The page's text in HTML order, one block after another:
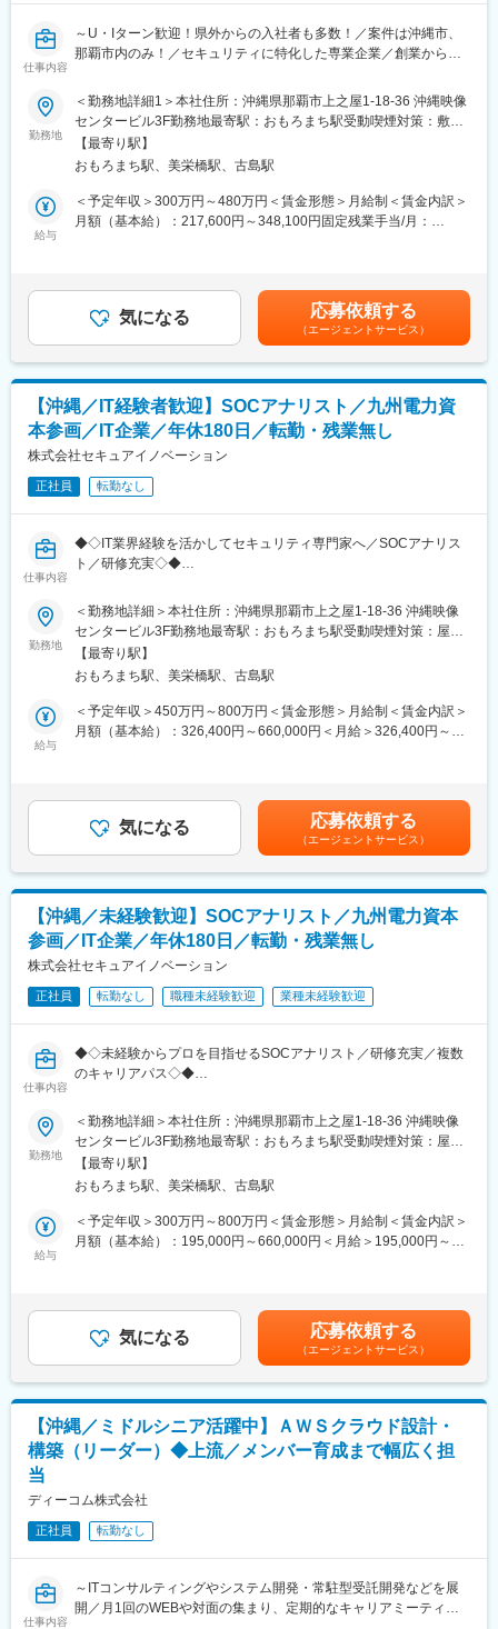
仕事内容
～U・Iターン歓迎！県外からの入社者も多数！／案件は沖縄市、
那覇市内のみ！／セキュリティに特化した専業企業／創業から増
■概要：
ネットワーク・エンドポイント導入および保守業務を担当してい
ただきます。
～将来的に行える業務～
ネットワーク要件定義、設計、構築、運用、保守だけでなくサー
バーやデータベース、セキュリティといった隣接する領域にまで
（1）～クライアント先常駐だからこそ出来ること～
様々なプログラミング言語、ツールや技術に触れることができる
など様々な業務経験を積むことができ、より多くの人と出会い、
（2）～セキュアイノベーションだからこそ出来ること～
当社では現場のベテラン社員が丁寧にOJTを行うので、分からな
いことは常に質問でき、
安心して業務を行うことができる環境です。スキルや経験に応じ
て、実践形式での研修（1ヶ月～3ヵ月）を受けていただきます。
また、今後一層、需要が高まる情報セキュリティに関する知識や
資格を取得できるような環境がありますので、ネットワークエン
ジニアとして、長期的にキャリア形成を描ける場をご提供できま
す。
もちろん、キャリアパスとしてセキュリティエンジニアの道もご
に昨今需要が拡大しており、市場価値を高められる分野になりま
す。
■組織構成：
●官公庁（那覇市） 在籍社員：4名
●出先機関（沖縄市） 在籍社員：3名
官公庁、出先機関のプロジェクトは、弊社メンバーで固めてクラ
イアント先に常駐するパターンなので、安心してスキルを磨きな
がら業務を進めていくことができます。
アサインはご自身と相談の上決定されます。また、プロジェクト
を弊社メンバーで固めてクライアント先に常駐するパターンなの
で、上流工程も行うことができ、コミュニケーションがとりやす
く、安心してスキルを磨きながらプロジェクトを進めていくこと
ができます。
勤務地
＜勤務地詳細1＞本社住所：沖縄県那覇市上之屋1-18-36 沖縄映像
センタービル3F勤務地最寄駅：おもろまち駅受動喫煙対策：敷地
内全面禁煙＜勤務地詳細2＞官公庁・出先機関住所：沖縄県那覇市
受動喫煙対策：屋内全面禁煙変更の範囲：会社の定める事業所
【最寄り駅】
おもろまち駅、美栄橋駅、古島駅
給与
＜予定年収＞300万円～480万円＜賃金形態＞月給制＜賃金内訳＞
月額（基本給）：217,600円～348,100円固定残業手当/月：
2.4ヵ月分※固定残業代は残業がない場合も支給し、超過分は別途
支給※経験・能力・前職給等を充分考慮し、面談の上決定賃金はあ
くまでも目安の金額であり、選考を通じて上下する可能性があり
ます。月給(月額)は固定手当を含めた表記です。
気になる 応募依頼する
（エージェントサービス）
【沖縄／IT経験者歓迎】SOCアナリスト／九州電力資
本参画／IT企業／年休180日／転勤・残業無し
株式会社セキュアイノベーション
正社員 転勤なし
仕事内容
◆◇IT業界経験を活かしてセキュリティ専門家へ／SOCアナリス
ト／研修充実◇◆
■採用背景：
企業を狙ったサイバー攻撃の高度化に対応するため、SOC体制の
拡大を進めています。ネットワーク・サーバー運用監視や保守の
ご経験をお持ちで、今後セキュリティ専門性を高めたい方を増員
募集します。将来的にはシニアアナリストやセキュリティコンサ
ルタントなどの中核人材としての活躍を期待しています。
【主な業務】
・SIEM等を用いた各種ログ／イベントの監視・分析
・セキュリティリスクの評価、お客様への報告・改善提案
・インシデント対応履歴やナレッジの蓄積、各種ドキュメント作
成
・脅威情報の収集、検知ルールの改善・チューニング
■研修・教育体制：
インフラ運用経験を基盤に、入社後の研修でセキュリティ実務を
体系的に習得できます。
・SOC業務理解、セキュリティ基礎研修
・SIEM操作・ログ分析トレーニング
・実案件を通じたOJT（4～8名のチームでフォロー）
■キャリアパス・魅力：
・SOCアナリストから、シニアSOCアナリスト／セキュリティコ
／セキュリティエンジニア／SOCマネージャーなど、多様なキャ
リアへ展開可能
・多種多様な業界のシステムに触れ、幅広いインフラ・セキュリ
ティ知識を習得
・資格取得支援制度や学習支援が充実しており、専門性を継続的
に高められる
・サイバー攻撃の最前線で分析力・問題解決力を磨き、社会的意
義の高い業務に携われます
インフラ運用・保守のご経験を次のキャリアにつなげたい方、セ
キュリティのプロフェッショナルを目指したい方のご応募をお待
変更の範囲：会社の定める業務
勤務地
＜勤務地詳細＞本社住所：沖縄県那覇市上之屋1-18-36 沖縄映像
センタービル3F勤務地最寄駅：おもろまち駅受動喫煙対策：屋内
全面禁煙変更の範囲：会社の定める事業所（リモートワーク含
む）
【最寄り駅】
おもろまち駅、美栄橋駅、古島駅
給与
＜予定年収＞450万円～800万円＜賃金形態＞月給制＜賃金内訳＞
月額（基本給）：326,400円～660,000円＜月給＞326,400円～
績：2.4か月分）※設立以来支給率100％※業績や評価により変動あ
り賃金はあくまでも目安の金額であり、選考を通じて上下する可
能性があります。月給(月額)は固定手当を含めた表記です。
気になる 応募依頼する
（エージェントサービス）
【沖縄／未経験歓迎】SOCアナリスト／九州電力資本
参画／IT企業／年休180日／転勤・残業無し
株式会社セキュアイノベーション
正社員 転勤なし 職種未経験歓迎 業種未経験歓迎
仕事内容
◆◇未経験からプロを目指せるSOCアナリスト／研修充実／複数
のキャリアパス◇◆
■採用背景：
サイバー攻撃の高度化・増加に伴い、SOC（Security Operation
Center）の体制強化を目的とした増員募集です。将来的にはシニ
アアナリストやセキュリティコンサルタントなど、中核人材とし
てご活躍いただくことを期待しています。
■業務内容：
【主な業務】
・SIEMなど専用ツールを用いたログ・イベントの監視
・攻撃／侵入の痕跡調査、インシデントの原因分析
・ナレッジシステムの更新、対応履歴のドキュメント化
■研修・教育体制：
・基礎研修：会社・チーム説明、社内ツール、セキュリティ基礎
・技術研修：ログ分析トレーニング、SIEM操作トレーニング
※4～8名のチーム体制で、いつでも質問しやすい環境です。
勤務地
＜勤務地詳細＞本社住所：沖縄県那覇市上之屋1-18-36 沖縄映像
センタービル3F勤務地最寄駅：おもろまち駅受動喫煙対策：屋内
全面禁煙変更の範囲：会社の定める事業所（リモートワーク含
む）
【最寄り駅】
おもろまち駅、美栄橋駅、古島駅
給与
＜予定年収＞300万円～800万円＜賃金形態＞月給制＜賃金内訳＞
月額（基本給）：195,000円～660,000円＜月給＞195,000円～
績：2.4か月分）※設立以来支給率100％※業績や評価により変動あ
り賃金はあくまでも目安の金額であり、選考を通じて上下する可
能性があります。月給(月額)は固定手当を含めた表記です。
気になる 応募依頼する
（エージェントサービス）
【沖縄／ミドルシニア活躍中】ＡＷＳクラウド設計・
構築（リーダー）◆上流／メンバー育成まで幅広く担
当
ディーコム株式会社
正社員 転勤なし
仕事内容
～ITコンサルティングやシステム開発・常駐型受託開発などを展
開／月1回のWEBや対面の集まり、定期的なキャリアミーティン